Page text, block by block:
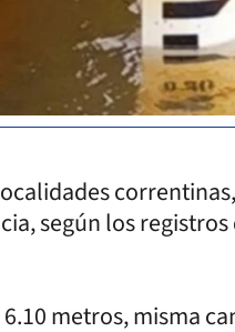
según los
metros, misma